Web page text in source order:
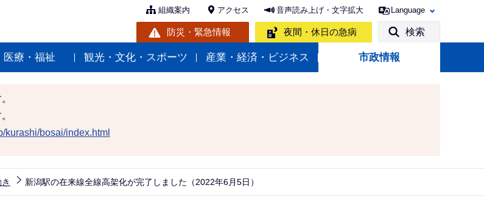
組織案内 アクセス 音声読み上げ・文字拡大 Language
防災・緊急情報 夜間・休日の急病 検索
医療・福祉 観光・文化・スポーツ 産業・経済・ビジネス 市政情報
kurashi/bosai/index.html
新潟駅の在来線全線高架化が完了しました（2022年6月5日）